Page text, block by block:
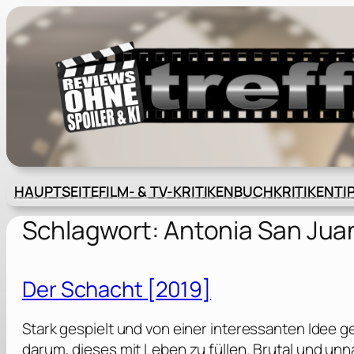
Zum
Inhalt
springen
HAUPTSEITEFILM- & TV-KRITIKENBUCHKRITIKEN
Schlagwort:Antonia San
Der Schacht [2019]
Stark gespielt und von einer interessanten Idee
darum, dieses mit Leben zu füllen. Brutal und